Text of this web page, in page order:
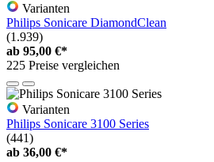
Varianten
Philips Sonicare DiamondClean
(1.939)
ab 95,00 €*
225 Preise vergleichen
Varianten
Philips Sonicare 3100 Series
(441)
ab 36,00 €*